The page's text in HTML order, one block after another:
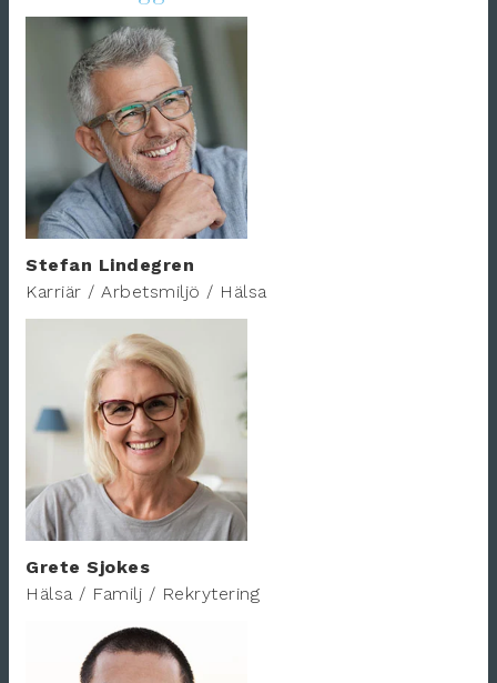
Stefan Lindegren
Karriär / Arbetsmiljö / Hälsa
Grete Sjokes
Hälsa / Familj / Rekrytering